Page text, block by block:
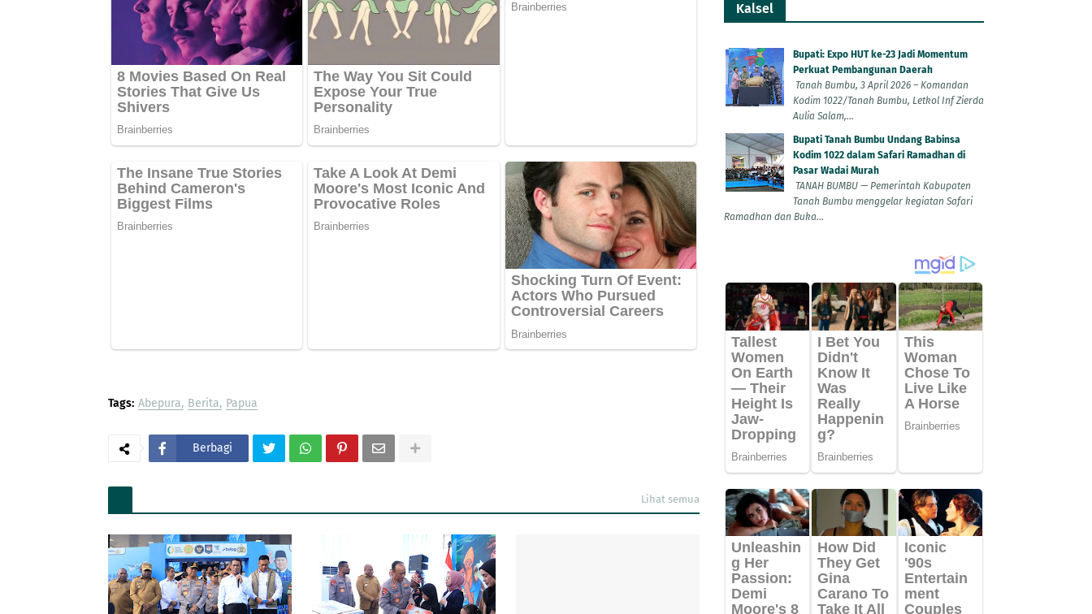
Tags: Abepura Berita Papua
Berbagi
Lihat semua
Kalsel
Bupati: Expo HUT ke-23 Jadi Momentum
Perkuat Pembangunan Daerah
Tanah Bumbu, 3 April 2026 – Komandan
Kodim 1022/Tanah Bumbu, Letkol Inf Zierda
Aulia Salam,...
Bupati Tanah Bumbu Undang Babinsa
Kodim 1022 dalam Safari Ramadhan di
Pasar Wadai Murah
TANAH BUMBU — Pemerintah Kabupaten
Tanah Bumbu menggelar kegiatan Safari
Ramadhan dan Buka...